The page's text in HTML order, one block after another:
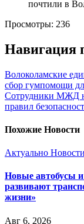
Просмотры: 236
Навигация
Волоколамские
сбор гумпомощи
Сотрудники МЖД
правил
Похожие Новости
Актуально
Новые автобусы
развивают
жизни»
Авг 6, 2026